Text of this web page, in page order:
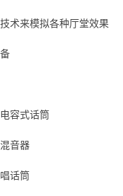
术来模拟各种厅堂效果
容式话筒
音器
话筒